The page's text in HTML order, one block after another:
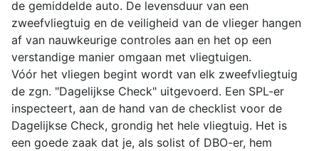
de gemiddelde auto. De levensduur van een
zweefvliegtuig en de veiligheid van de vlieger hangen
af van nauwkeurige controles aan en het op een
verstandige manier omgaan met vliegtuigen.
Vóór het vliegen begint wordt van elk zweefvliegtuig
de zgn. "Dagelijkse Check" uitgevoerd. Een SPL-er
inspecteert, aan de hand van de checklist voor de
Dagelijkse Check, grondig het hele vliegtuig. Het is
een goede zaak dat je, als solist of DBO-er, hem